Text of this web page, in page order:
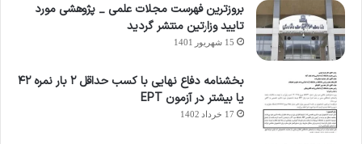
بروزترین فهرست مجلات علمی _ پژوهشی مورد
تایید وزارتین منتشر گردید
15 شهریور 1401
بخشنامه دفاع نهایی با کسب حداقل ۲ بار نمره ۴۲
یا بیشتر در آزمون EPT
17 خرداد 1402